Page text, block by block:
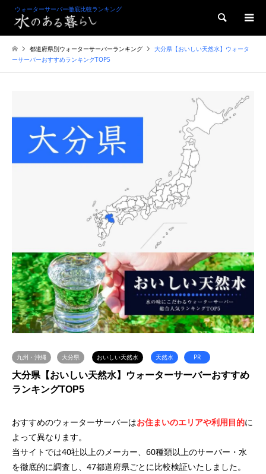
ウォーターサーバー徹底比較ランキング
検索
都道府県別ウォーターサーバーランキング
大分県【おいしい天然水】ウォータ
ーサーバーおすすめランキングTOP5
九州・沖縄 大分県 おいしい天然水 天然水 PR
大分県【おいしい天然水】ウォーターサーバーおすすめ
ランキングTOP5
おすすめのウォーターサーバーはお住まいのエリアや利用目的に
よって異なります。
当サイトでは40社以上のメーカー、60種類以上のサーバー・水
を徹底的に調査し、47都道府県ごとに比較検証いたしました。